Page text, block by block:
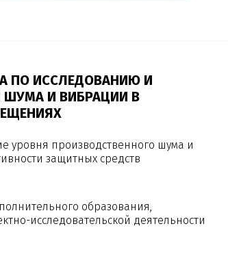
ПО ИССЛЕДОВАНИЮ И
И ВИБРАЦИИ В
уровня производственного шума и
защитных средств
образования,
исследовательской деятельности